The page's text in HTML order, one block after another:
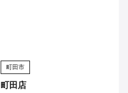
町田市
町田店